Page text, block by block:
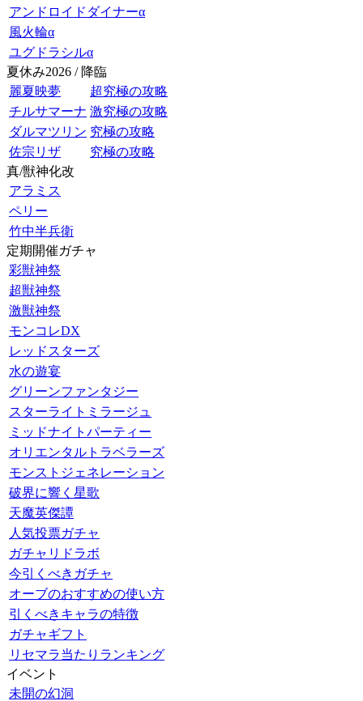
アンドロイドダイナーα
風火輪α
ユグドラシルα
夏休み2026 / 降臨
麗夏映夢
超究極の攻略
チルサマーナ 激究極の攻略
ダルマツリン 究極の攻略
佐宗リザ
究極の攻略
真/獣神化改
アラミス
ペリー
竹中半兵衛
定期開催ガチャ
彩獣神祭
超獣神祭
激獣神祭
モンコレDX
レッドスターズ
水の遊宴
グリーンファンタジー
スターライトミラージュ
ミッドナイトパーティー
オリエンタルトラベラーズ
モンストジェネレーション
破界に響く星歌
天魔英傑譚
人気投票ガチャ
ガチャリドラボ
今引くべきガチャ
オーブのおすすめの使い方
引くべきキャラの特徴
ガチャギフト
リセマラ当たりランキング
イベント
未開の幻洞